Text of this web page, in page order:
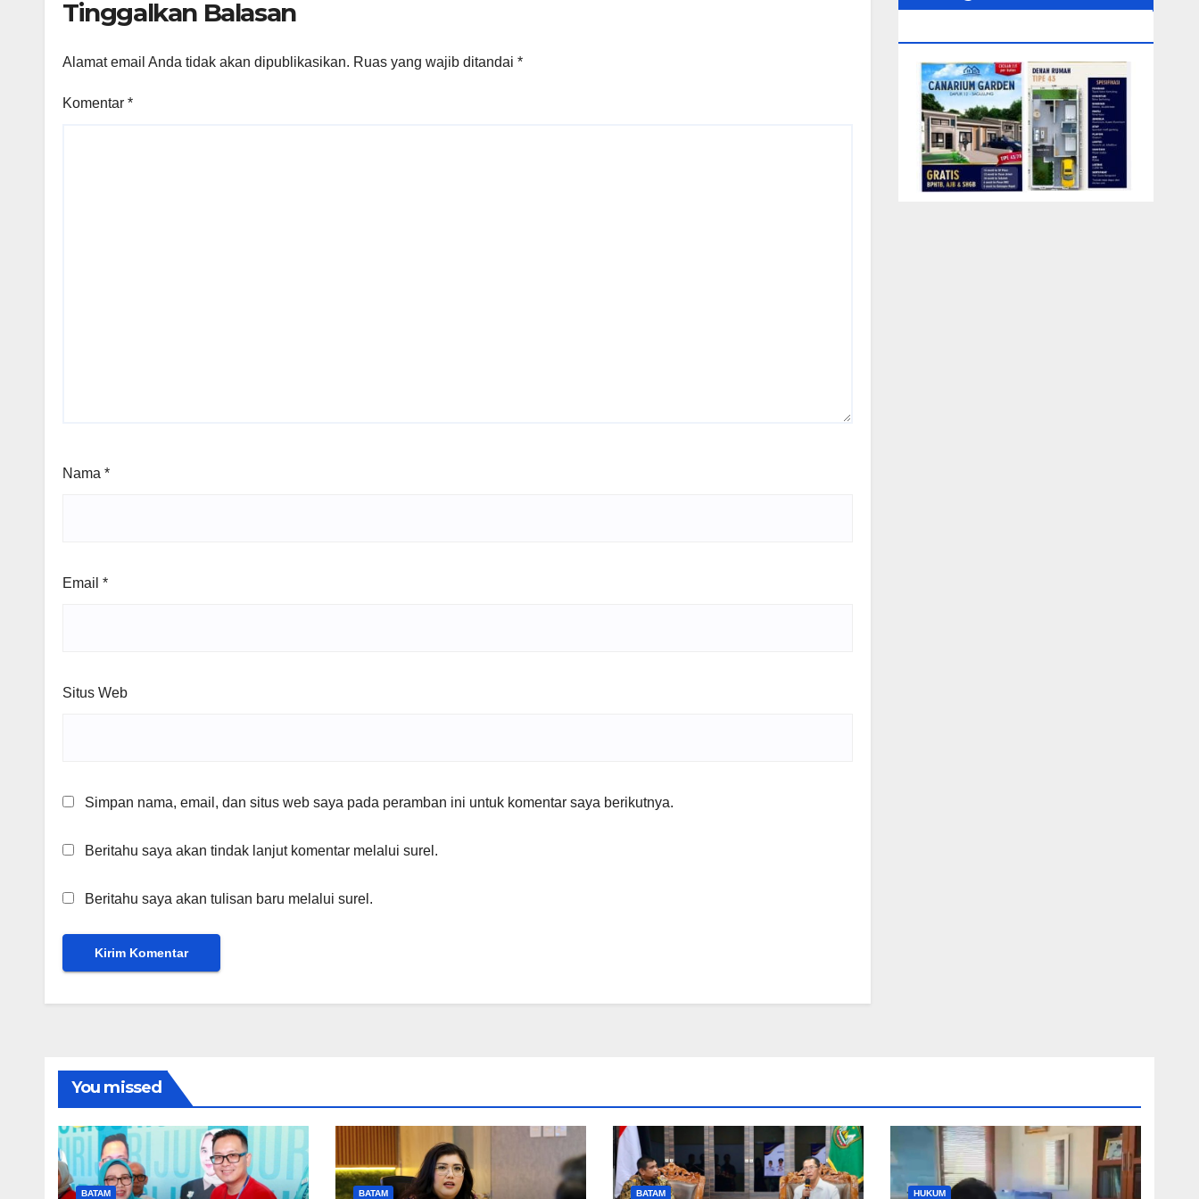
Tinggalkan Balasan
Alamat email Anda tidak akan dipublikasikan. Ruas yang wajib ditandai *
Komentar *
Nama *
Email *
Situs Web
Simpan nama, email, dan situs web saya pada peramban ini untuk komentar saya berikutnya.
Beritahu saya akan tindak lanjut komentar melalui surel.
Beritahu saya akan tulisan baru melalui surel.
You missed
BATAM BATAM BATAM HUKUM